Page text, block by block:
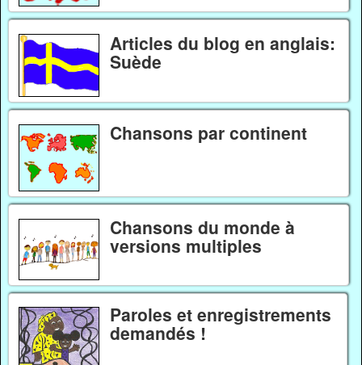
Articles du blog en anglais:
Suède
Chansons par continent
Chansons du monde à
versions multiples
Paroles et enregistrements
demandés !